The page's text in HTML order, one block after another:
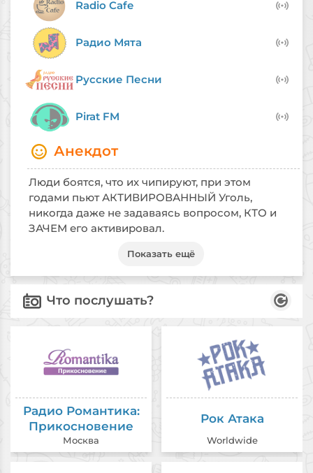
дороге или на отдыхе.
Radio Cafe
Радио Мята
Русские Песни
Pirat FM
Анекдот
Люди боятся, что их чипируют, при этом
годами пьют АКТИВИРОВАННЫЙ Уголь,
никогда даже не задаваясь вопросом, КТО и
ЗАЧЕМ его активировал.
Показать ещё
Радио Романтика:
Прикосновение
Москва
Рок Атака
Worldwide